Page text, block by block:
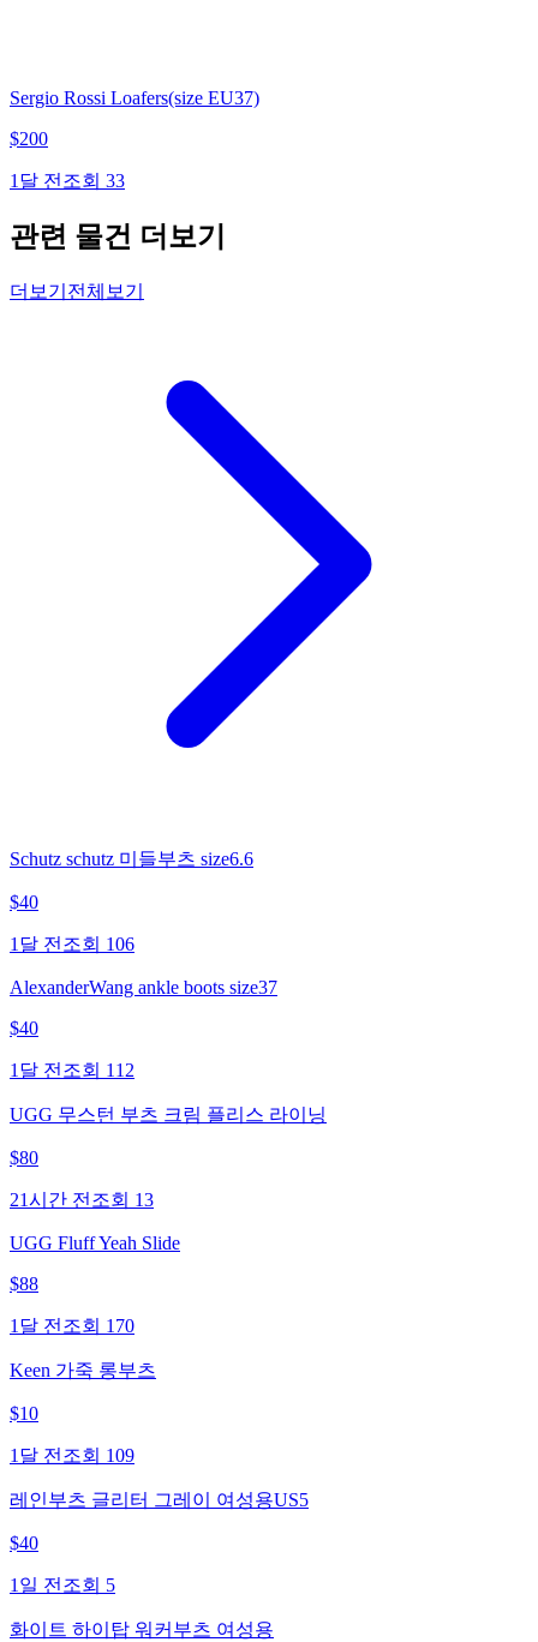
Sergio Rossi Loafers(size EU37)
$200
1달 전 조회 33
관련 물건 더보기
더보기 전체보기
Schutz schutz 미들부츠 size6.6
$40
1달 전 조회 106
AlexanderWang ankle boots size37
$40
1달 전 조회 112
UGG 무스턴 부츠 크림 플리스 라이닝
$80
21시간 전 조회 13
UGG Fluff Yeah Slide
$88
1달 전 조회 170
Keen 가죽 롱부츠
$10
1달 전 조회 109
레인부츠 글리터 그레이 여성용US5
$40
1일 전 조회 5
화이트 하이탑 워커부츠 여성용